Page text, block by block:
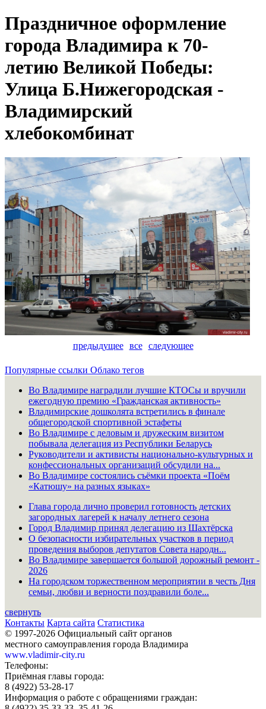
Праздничное оформление
города Владимира к 70-
летию Великой Победы:
Улица Б.Нижегородская -
Владимирский
хлебокомбинат
предыдущее все следующее
Популярные ссылки Облако тегов
Во Владимире наградили лучшие КТОСы и вручили
ежегодную премию «Гражданская активность»
Владимирские дошколята встретились в финале
общегородской спортивной эстафеты
Во Владимире с деловым и дружеским визитом
побывала делегация из Республики Беларусь
Руководители и активисты национально-культурных и
конфессиональных организаций обсудили на...
Во Владимире состоялись съёмки проекта «Поём
«Катюшу» на разных языках»
Глава города лично проверил готовность детских
загородных лагерей к началу летнего сезона
Город Владимир принял делегацию из Шахтёрска
О безопасности избирательных участков в период
проведения выборов депутатов Совета народн...
Во Владимире завершается большой дорожный ремонт -
2026
На городском торжественном мероприятии в честь Дня
семьи, любви и верности поздравили боле...
свернуть
Контакты Карта сайта Статистика
© 1997-2026 Официальный сайт органов
местного самоуправления города Владимира
www.vladimir-city.ru
Телефоны:
Приёмная главы города:
8 (4922) 53-28-17
Информация о работе с обращениями граждан: